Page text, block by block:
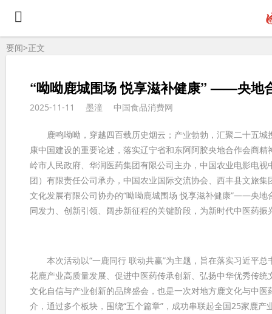
要闻>正文
“呦呦鹿城围场 悦享滋补健康” ——央地
2025-11-11 墨潼 中国食品消费网
鹿鸣呦呦，穿越四百载历史烟云；产业勃勃，汇聚二十五城
康中国建设的重要论述，落实辽宁省和东阿阿胶央地合作会商
岭市人民政府、华润医药集团有限公司主办，中国农业电影电
团）有限责任公司承办，中国农业国际交流协会、西丰县文旅
文化发展有限公司协办的“呦呦鹿城围场 悦享滋补健康”——央
同发力、创新引领、阔步新征程的关键阶段，为新时代中医药
本次活动以“一鹿同行 联动共赢”为主题，旨在落实习近平总
花鹿产业高质量发展、促进中医药传承创新、弘扬中华优秀传
文化自信与产业创新的品牌盛会，也是一次对地方鹿文化与中
介，通过多个板块，围绕“五个篇章”，成功串联起全国25家鹿